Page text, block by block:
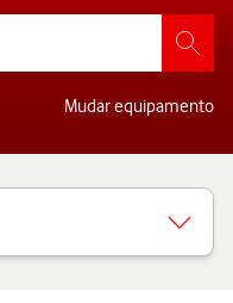
Mudar equipamento